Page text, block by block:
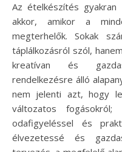
Az ételkészítés gyakran költségesnek tűnhet, különösen
akkor, amikor a
megterhelők. Sokak
táplálkozásról szól,
kreatívan és
rendelkezésre álló
nem jelenti azt, hogy
változatos
odafigyeléssel és
élvezetessé és